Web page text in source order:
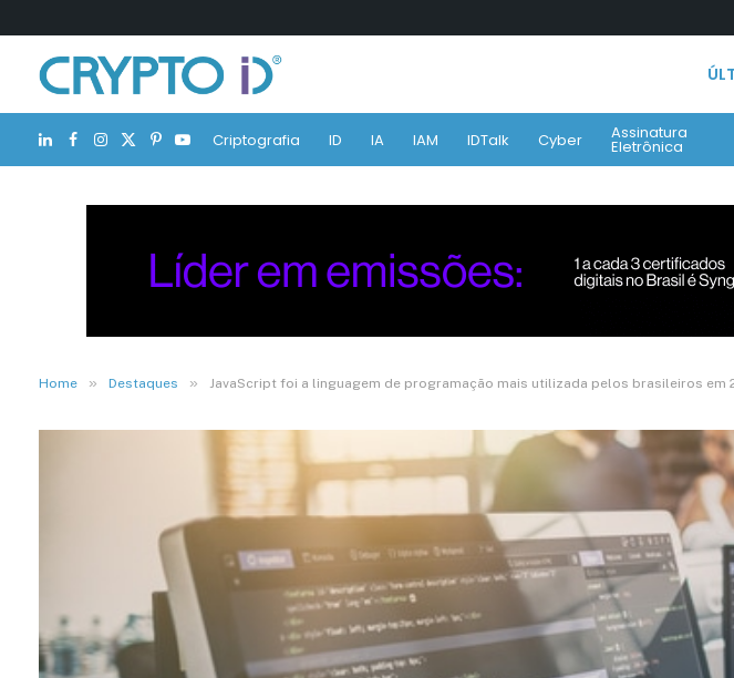
LinkedIn
Facebook
Instagram
X
(Twitter)
Pinterest
YouTubeCriptografia ID IA IAM IDTalk Cyber Assinatura
Eletrônica
Home » Destaques » JavaScript foi a linguagem de programação mais utilizada pelos brasileiros em